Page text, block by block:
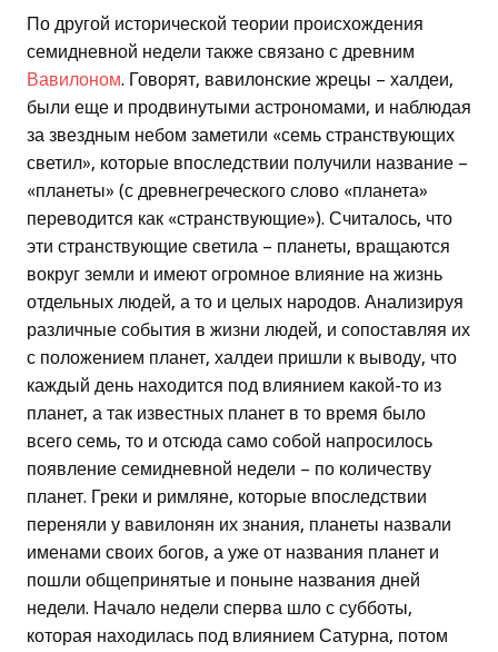
По другой исторической теории происхождения
семидневной недели также связано с древним
Вавилоном. Говорят, вавилонские жрецы – халдеи,
были еще и продвинутыми астрономами, и наблюдая
за звездным небом заметили «семь странствующих
светил», которые впоследствии получили название –
«планеты» (с древнегреческого слово «планета»
переводится как «странствующие»). Считалось, что
эти странствующие светила – планеты, вращаются
вокруг земли и имеют огромное влияние на жизнь
отдельных людей, а то и целых народов. Анализируя
различные события в жизни людей, и сопоставляя их
с положением планет, халдеи пришли к выводу, что
каждый день находится под влиянием какой-то из
планет, а так известных планет в то время было
всего семь, то и отсюда само собой напросилось
появление семидневной недели – по количеству
планет. Греки и римляне, которые впоследствии
переняли у вавилонян их знания, планеты назвали
именами своих богов, а уже от названия планет и
пошли общепринятые и поныне названия дней
недели. Начало недели сперва шло с субботы,
которая находилась под влиянием Сатурна, потом